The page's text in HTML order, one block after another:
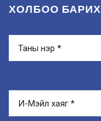
ХОЛБОО БАРИХ